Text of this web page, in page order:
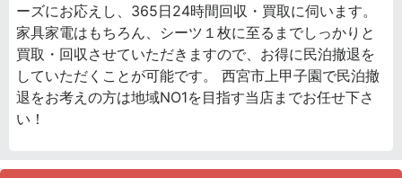
ーズにお応えし、365日24時間回収・買取に伺います。
家具家電はもちろん、シーツ１枚に至るまでしっかりと
買取・回収させていただきますので、お得に民泊撤退を
していただくことが可能です。 西宮市上甲子園で民泊撤
退をお考えの方は地域NO1を目指す当店までお任せ下さ
い！